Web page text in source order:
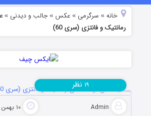
خانه » سرگرمی »عکس »جالب و دیدنی »
رمانتیک و فانتزی (سری 60)
عکس نوشته های رمانتیک و فانتزی (سری 60)
Admin ۱۰ بهمن ۱۳۹۵
۱۹ نظر